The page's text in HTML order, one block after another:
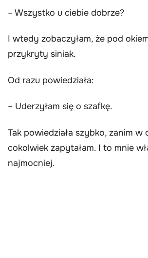
– Wszystko u ciebie dobrze?
I wtedy zobaczyłam, że pod
przykryty siniak.
Od razu powiedziała:
– Uderzyłam się o szafkę.
Tak powiedziała szybko, zanim w
cokolwiek zapytałam. I to mnie
najmocniej.